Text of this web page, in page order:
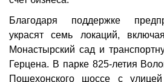
Благодаря поддержке
украсят семь локаций,
Монастырский сад и
Герцена. В парке 825-летия
Пошехонского шоссе с